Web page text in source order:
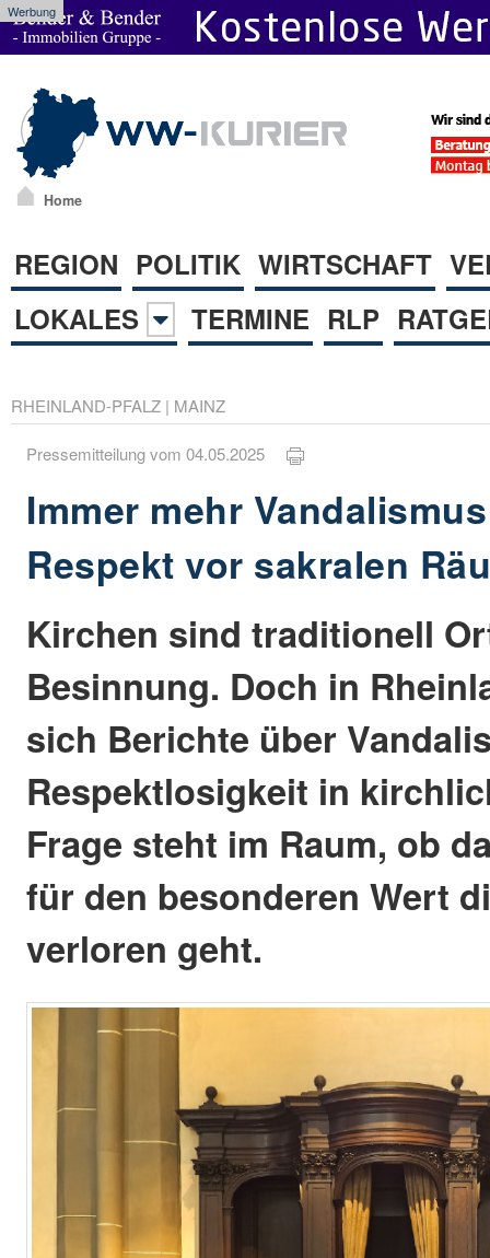
Werbung
Home
REGION POLITIK WIRTSCHAFT
LOKALES
TERMINE RLP
RHEINLAND-PFALZ | MAINZ
Pressemitteilung vom 04.05.2025
Immer mehr
Respekt vor sakralen
Kirchen sind traditionell
Besinnung. Doch in
sich Berichte über
Respektlosigkeit in
Frage steht im Raum, ob
für den besonderen Wert
verloren geht.